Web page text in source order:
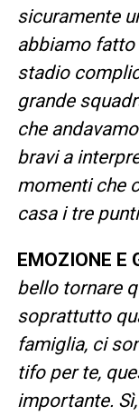
sicuramente
abbiamo fatto
stadio
grande
che
bravi a
momenti che
casa i tre punti
EMOZIONE E
bello tornare
soprattutto
famiglia, ci
tifo per te,
importante.